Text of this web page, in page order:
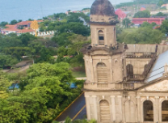
Gestion des
Intégrez et gérez vos
PEO
Sous-traitez les
Comparer Remote
Examinez notre
CROISSANCE
Start-ups
pays
Calculateur de
Découvrez les
paiement pour vos
Nederlands
Français
Deutsch